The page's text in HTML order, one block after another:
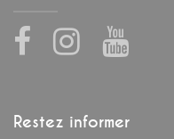
FacebookInstagramYoutube
Restez informer